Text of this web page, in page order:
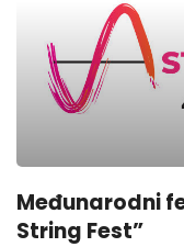
Međunarodni
String Fest”